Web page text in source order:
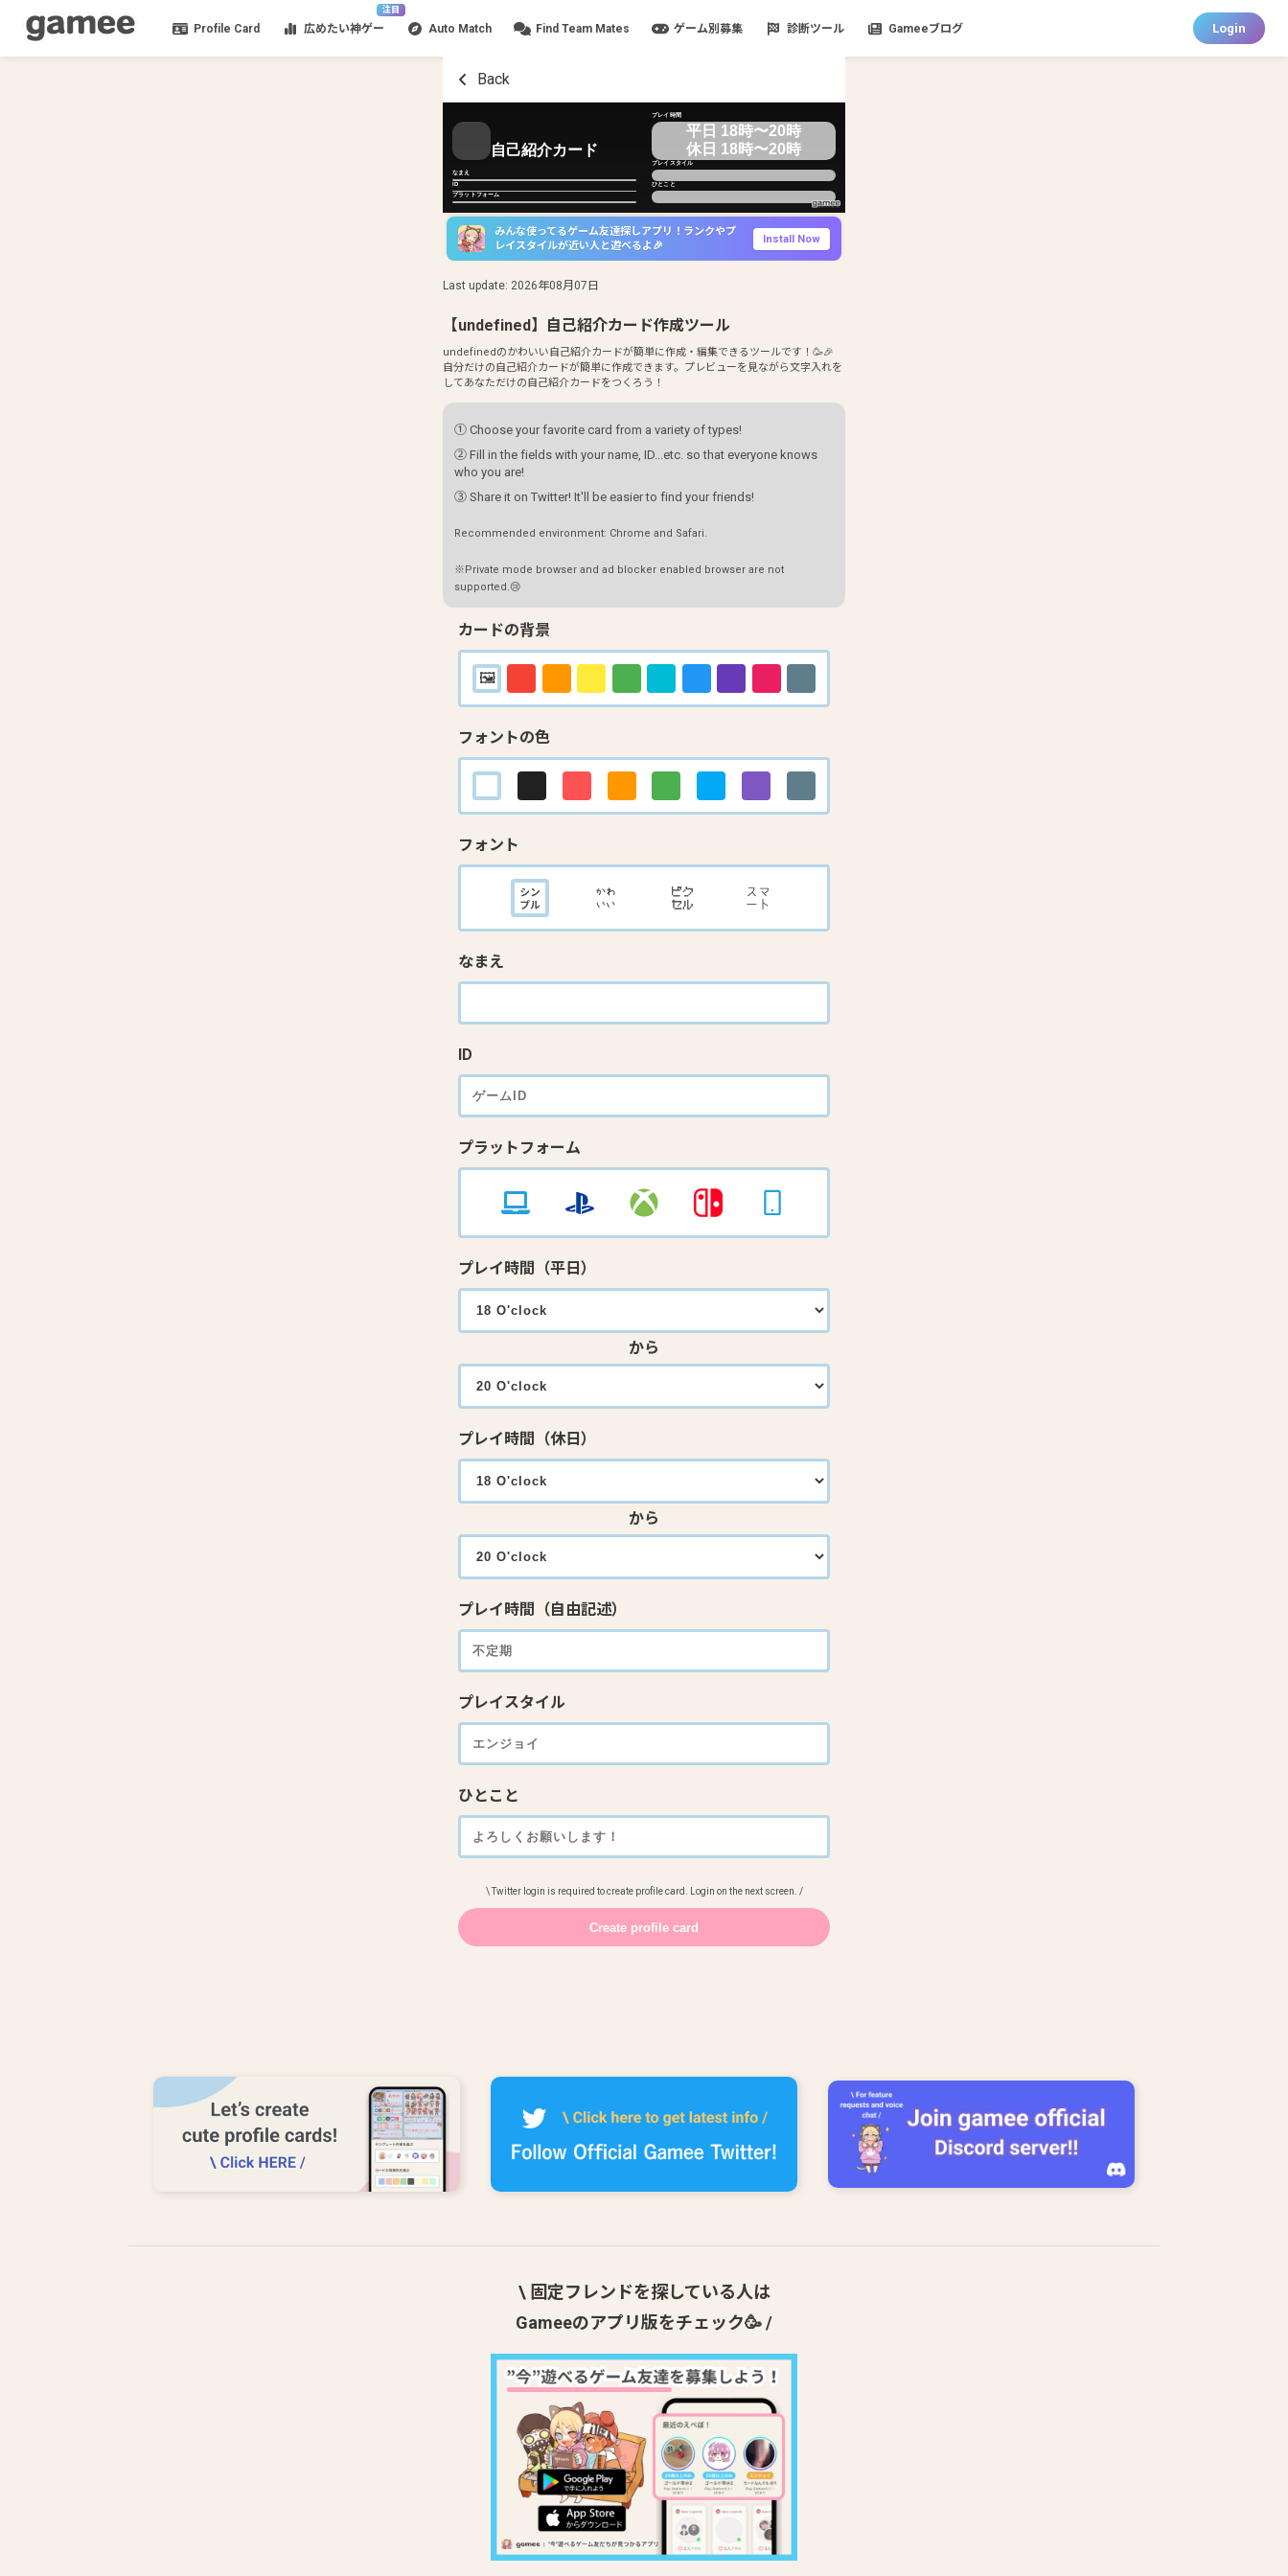
Profile Card
注目
広めたい神ゲー Auto Match Find Team Mates ゲーム別募集 診断ツール Gameeブログ Login
Back
自己紹介カード
なまえ
ID
プラットフォーム
プレイ時間
平日 18時〜20時
休日 18時〜20時
プレイスタイル
ひとこと
みんな使ってるゲーム友達探しアプリ！ランクやプ
レイスタイルが近い人と遊べるよ🎉
Install Now
Last update: 2026年08月07日
【undefined】自己紹介カード作成ツール
undefinedのかわいい自己紹介カードが簡単に作成・編集できるツールです！🥳🎉
自分だけの自己紹介カードが簡単に作成できます。プレビューを見ながら文字入れを
してあなただけの自己紹介カードをつくろう！
① Choose your favorite card from a variety of types!
② Fill in the fields with your name, ID...etc. so that everyone knows
who you are!
③ Share it on Twitter! It'll be easier to find your friends!
Recommended environment: Chrome and Safari.
※Private mode browser and ad blocker enabled browser are not
supported.😢
カードの背景
フォントの色
フォント
なまえ
ID
プラットフォーム
プレイ時間（平日）
から
プレイ時間（休日）
から
プレイ時間（自由記述）
プレイスタイル
ひとこと
\ Twitter login is required to create profile card. Login on the next screen. /
\ 固定フレンドを探している人は
Gameeのアプリ版をチェック🥳 /